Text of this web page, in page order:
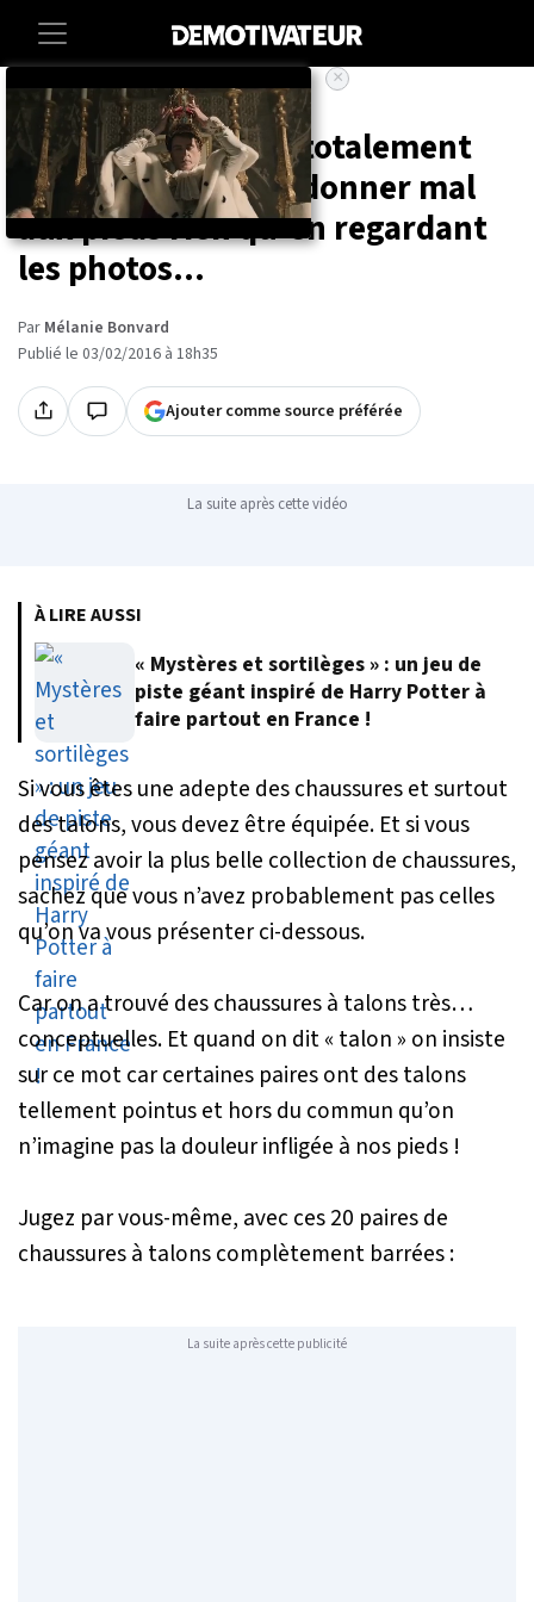
Accueil
Ces 20 chaussures totalement
barrées vont vous donner mal
aux pieds rien qu'en regardant
les photos...
Par Mélanie Bonvard
Publié le 03/02/2016 à 18h35
Ajouter comme source préférée
La suite après cette vidéo
×
À LIRE AUSSI
« Mystères et sortilèges » : un jeu de
piste géant inspiré de Harry Potter à
faire partout en France !
Si vous êtes une adepte des chaussures et surtout
des talons, vous devez être équipée. Et si vous
pensez avoir la plus belle collection de chaussures,
sachez que vous n’avez probablement pas celles
qu’on va vous présenter ci-dessous.
Car on a trouvé des chaussures à talons très…
conceptuelles. Et quand on dit « talon » on insiste
sur ce mot car certaines paires ont des talons
tellement pointus et hors du commun qu’on
n’imagine pas la douleur infligée à nos pieds !
Jugez par vous-même, avec ces 20 paires de
chaussures à talons complètement barrées :
La suite après cette publicité